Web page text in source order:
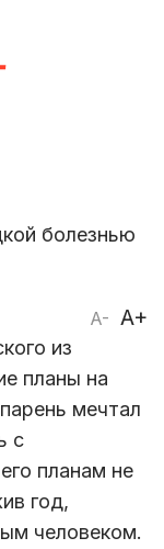
болезнью
A- A+
из
планы на
мечтал
с
планам не
год,
человеком.